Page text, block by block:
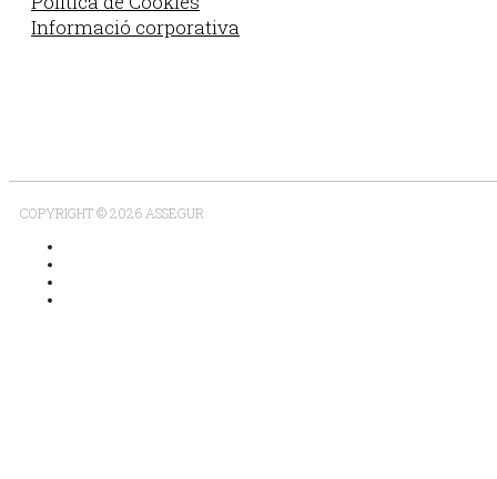
Informació corporativa
COPYRIGHT © 2026 ASSEGUR